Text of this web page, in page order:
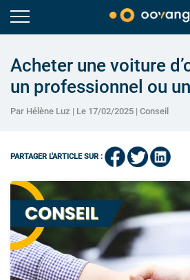
Acheter une voiture
un professionnel ou
Par Hélène Luz | Le 17/02/2025 | Conseil
PARTAGER L'ARTICLE SUR :